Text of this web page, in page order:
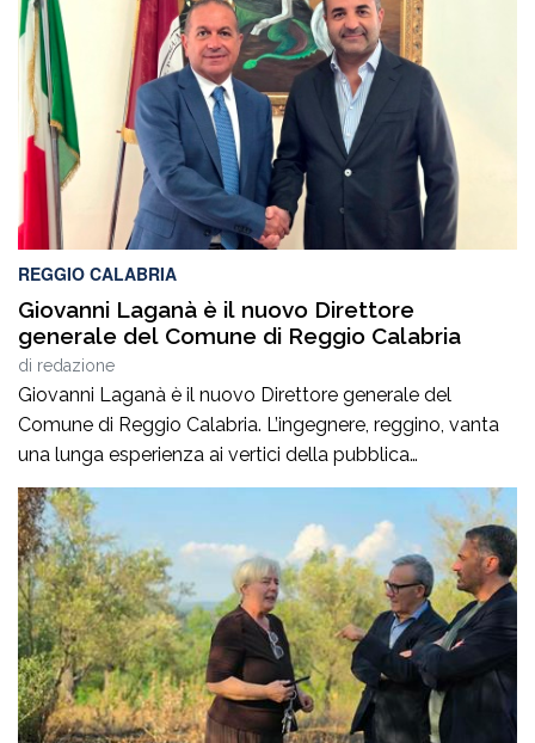
REGGIO CALABRIA
Giovanni Laganà è il nuovo Direttore
generale del Comune di Reggio Calabria
di redazione
Giovanni Laganà è il nuovo Direttore generale del
Comune di Reggio Calabria. L’ingegnere, reggino, vanta
una lunga esperienza ai vertici della pubblica
amministrazione e della gestione delle infrastrutture in
Calabria ed in Sicilia. È stato Vice Direttore regionale
Anas Sicilia, Capo Compartimento Anas Calabria,
Direttore generale della Regione Calabria e Direttore
generale della ItalConsult Spa, […]